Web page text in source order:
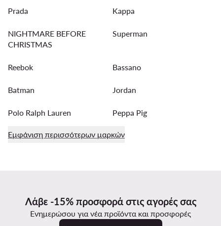
Prada Kappa
NIGHTMARE BEFORE
CHRISTMAS
Superman
Reebok Bassano
Batman Jordan
Polo Ralph Lauren Peppa Pig
Εμφάνιση περισσότερων μαρκών
Λάβε -15% προσφορά στις αγορές σας
Ενημερώσου για νέα προϊόντα και προσφορές